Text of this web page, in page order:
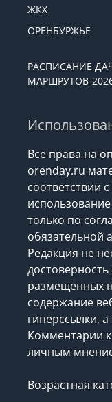
ЖКХ
ОРЕНБУРЖЬЕ
РАСПИСАНИЕ
МАРШРУТОВ-
Все права на
orenday.ru
соответствии
только по
обязательной
Редакция не
размещенных
содержание
гиперссылки,
Комментарии
личным
Возрастная